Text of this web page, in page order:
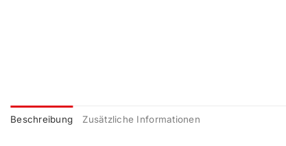
Beschreibung Zusätzliche Informationen